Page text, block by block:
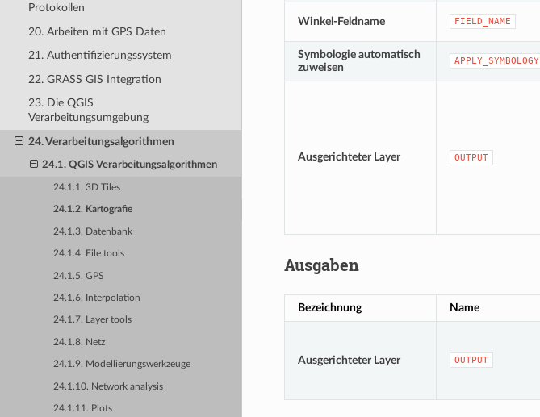
Protokollen
20. Arbeiten mit GPS Daten
21. Authentifizierungssystem
22. GRASS GIS Integration
23. Die QGIS
Verarbeitungsumgebung
24. Verarbeitungsalgorithmen
24.1. QGIS Verarbeitungsalgorithmen
24.1.1. 3D Tiles
24.1.2. Kartografie
24.1.3. Datenbank
24.1.4. File tools
24.1.5. GPS
24.1.6. Interpolation
24.1.7. Layer tools
24.1.8. Netz
24.1.9. Modellierungswerkzeuge
24.1.10. Network analysis
24.1.11. Plots
Winkel-Feldname FIELD_NAME
Symbologie automatisch
zuweisen
APPLY_SYMBOLOGY
Ausgerichteter Layer OUTPUT
Ausgaben
Bezeichnung Name
Ausgerichteter Layer OUTPUT